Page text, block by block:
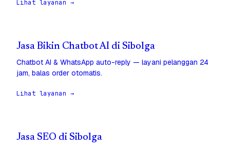
Lihat layanan →
Jasa Bikin Chatbot AI di Sibolga
Chatbot AI & WhatsApp auto-reply — layani pelanggan 24
jam, balas order otomatis.
Lihat layanan →
Jasa SEO di Sibolga